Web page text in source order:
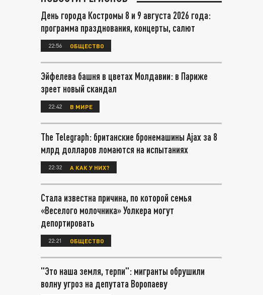
День города Костромы 8 и 9 августа 2026 года:
программа празднования, концерты, салют
22:56 ОБЩЕСТВО
Эйфелева башня в цветах Молдавии: в Париже
зреет новый скандал
22:42 В МИРЕ
The Telegraph: британские бронемашины Ajax за 8
млрд долларов ломаются на испытаниях
22:32 А КАК У НИХ?
Стала известна причина, по которой семья
«Веселого молочника» Уолкера могут
депортировать
22:21 ОБЩЕСТВО
"Это наша земля, терпи": мигранты обрушили
волну угроз на депутата Воропаеву